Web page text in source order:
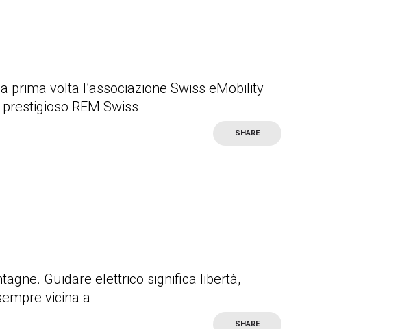
prima volta l’associazione Swiss eMobility
REM Swiss
SHARE
Guidare elettrico significa libertà,
vicina a
SHARE